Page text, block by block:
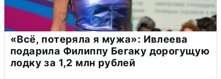
«Всё, потеряла я мужа»: Ивлеева
подарила Филиппу Бегаку дорогущую
лодку за 1,2 млн рублей